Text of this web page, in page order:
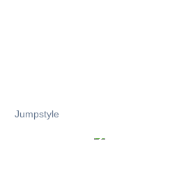
Jumpstyle